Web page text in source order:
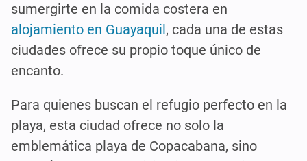
sumergirte en la comida costera en
alojamiento en Guayaquil, cada una de estas
ciudades ofrece su propio toque único de
encanto.
Para quienes buscan el refugio perfecto en la
playa, esta ciudad ofrece no solo la
emblemática playa de Copacabana, sino